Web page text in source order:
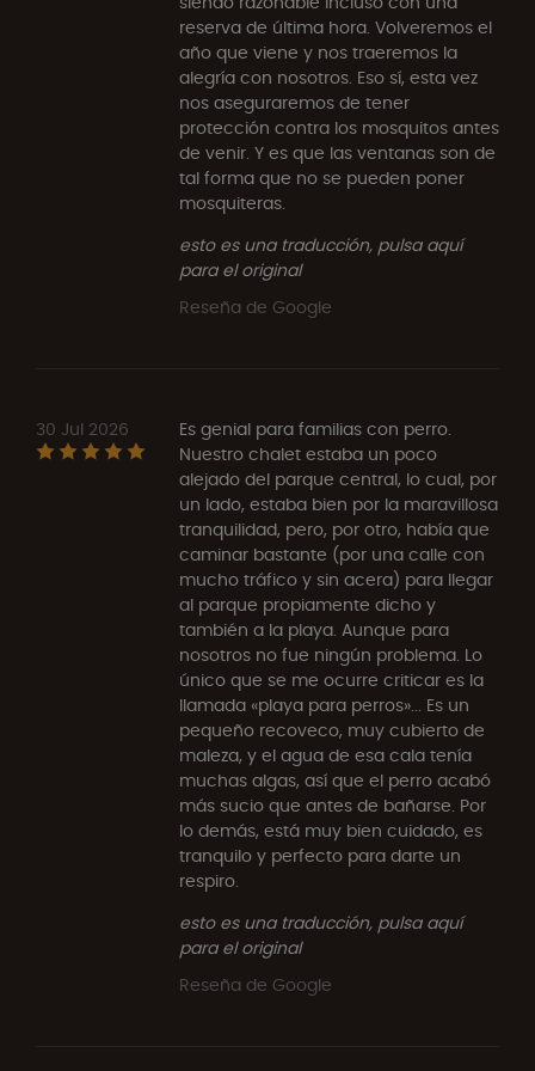
reserva de última hora. Volveremos el
año que viene y nos traeremos la
alegría con nosotros. Eso sí, esta vez
nos aseguraremos de tener
protección contra los mosquitos antes
de venir. Y es que las ventanas son de
tal forma que no se pueden poner
mosquiteras.
esto es una traducción, pulsa aquí
para el original
Reseña de Google
30 Jul 2026
Es genial para familias con perro.
Nuestro chalet estaba un poco
alejado del parque central, lo cual, por
un lado, estaba bien por la maravillosa
tranquilidad, pero, por otro, había que
caminar bastante (por una calle con
mucho tráfico y sin acera) para llegar
al parque propiamente dicho y
también a la playa. Aunque para
nosotros no fue ningún problema. Lo
único que se me ocurre criticar es la
llamada «playa para perros»... Es un
pequeño recoveco, muy cubierto de
maleza, y el agua de esa cala tenía
muchas algas, así que el perro acabó
más sucio que antes de bañarse. Por
lo demás, está muy bien cuidado, es
tranquilo y perfecto para darte un
respiro.
esto es una traducción, pulsa aquí
para el original
Reseña de Google